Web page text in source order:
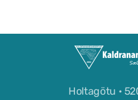
Holtagötu •